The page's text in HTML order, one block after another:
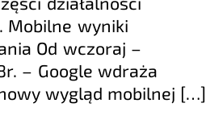
Mobilne wyniki
Od wczoraj –
– Google wdraża
wygląd mobilnej […]